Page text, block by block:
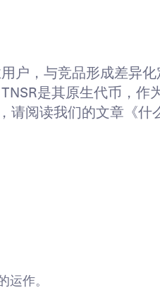
户，与竞品形成差异
是其原生代币，作
阅读我们的文章《什
作。